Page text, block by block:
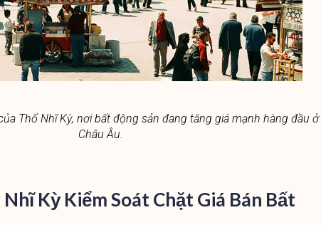
Thổ Nhĩ Kỳ, nơi bất động sản đang tăng giá mạnh hàng đầu ở
Châu Âu.
Kỳ Kiểm Soát Chặt Giá Bán Bất